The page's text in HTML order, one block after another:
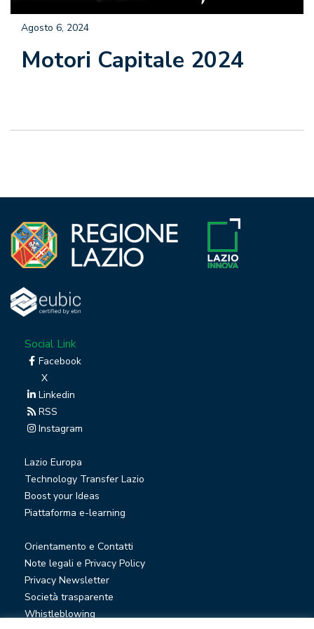
Motori Capitale 2024
Agosto 6, 2024
Social Link
Facebook
X
Linkedin
RSS
Instagram
Lazio Europa
Technology Transfer Lazio
Boost your Ideas
Piattaforma e-learning
Orientamento e Contatti
Note legali e Privacy Policy
Privacy Newsletter
Società trasparente
Whistleblowing